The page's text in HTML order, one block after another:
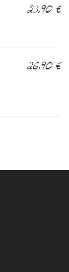
23,90 €
26,90 €